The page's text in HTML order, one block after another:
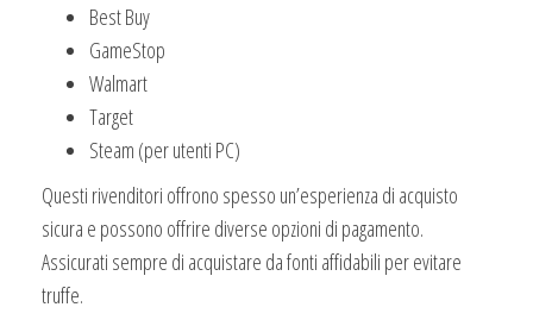
Best Buy
GameStop
Walmart
Target
Steam (per utenti PC)
Questi rivenditori offrono spesso un’esperienza di acquisto
sicura e possono offrire diverse opzioni di pagamento.
Assicurati sempre di acquistare da fonti affidabili per evitare
truffe.